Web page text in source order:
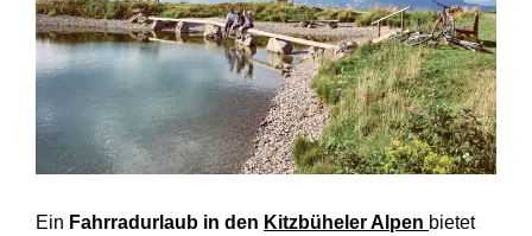
Ein Fahrradurlaub in den Kitzbüheler Alpen bietet